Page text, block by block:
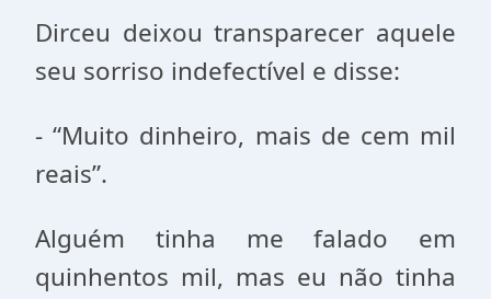
Dirceu deixou transparecer aquele
seu sorriso indefectível e disse:
- “Muito dinheiro, mais de cem mil
reais”.
Alguém tinha me falado em
quinhentos mil, mas eu não tinha